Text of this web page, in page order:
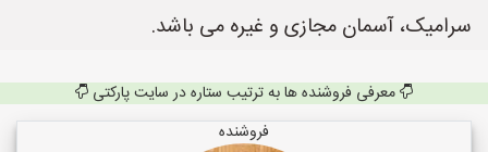
سرامیک، آسمان مجازی و غیره می باشد.
معرفی فروشنده ها به ترتیب ستاره در سایت پارکتی
فروشنده